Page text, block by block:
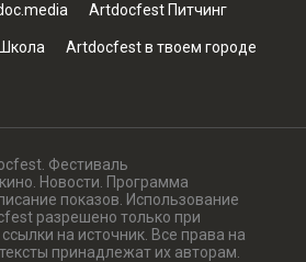
Artdocfest Питчинг
Artdocfest в твоем городе
Фестиваль
Новости. Программа
показов. Использование
разрешено только при
на источник. Все права на
принадлежат их авторам.